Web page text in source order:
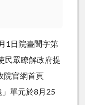
1日院臺聞字第
民眾瞭解政府提
院官網首頁
」單元於8月25